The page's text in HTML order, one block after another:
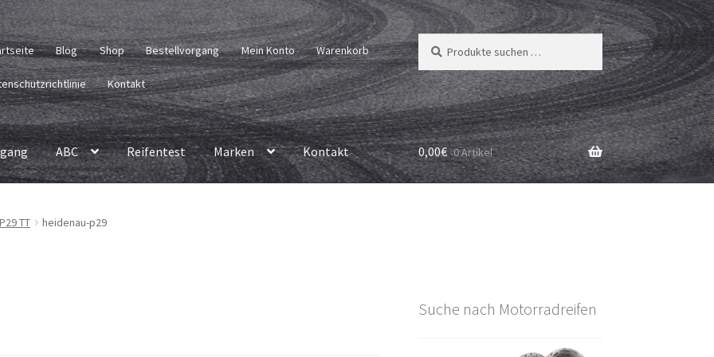
Blog Shop Bestellvorgang Mein Konto Warenkorb
Kontakt
Suchen
nach:
Suchen
ABC Reifentest Marken Kontakt 0,00€ 0 Artikel
TT heidenau-p29
Suche nach Motorradreifen